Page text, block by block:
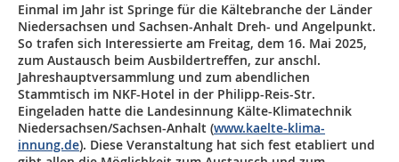
Einmal im Jahr ist Springe für die Kältebranche der Länder
Niedersachsen und Sachsen-Anhalt Dreh- und Angelpunkt.
So trafen sich Interessierte am Freitag, dem 16. Mai 2025,
zum Austausch beim Ausbildertreffen, zur anschl.
Jahreshauptversammlung und zum abendlichen
Stammtisch im NKF-Hotel in der Philipp-Reis-Str.
Eingeladen hatte die Landesinnung Kälte-Klimatechnik
Niedersachsen/Sachsen-Anhalt (www.kaelte-klima-
innung.de). Diese Veranstaltung hat sich fest etabliert und